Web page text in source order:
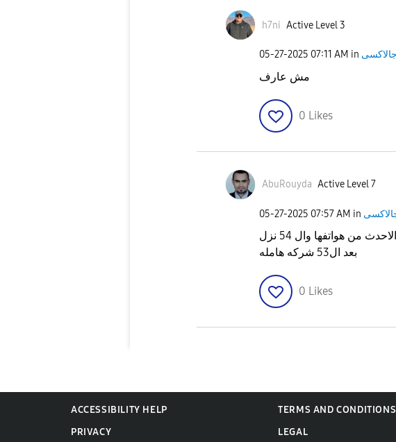
h7ni Active Level 3
‎05-27-2025 07:11 AM in
مش عارف
0 Likes
AbuRouyda Active Level 7
‎05-27-2025 07:57 AM in
الشركه بتحدث الاصدارات الاحدث من هواتفها وال 54 نزل
بعد ال53 شركه هامله
0 Likes
ACCESSIBILITY HELP
TERMS AND CONDITIONS
PRIVACY
LEGAL